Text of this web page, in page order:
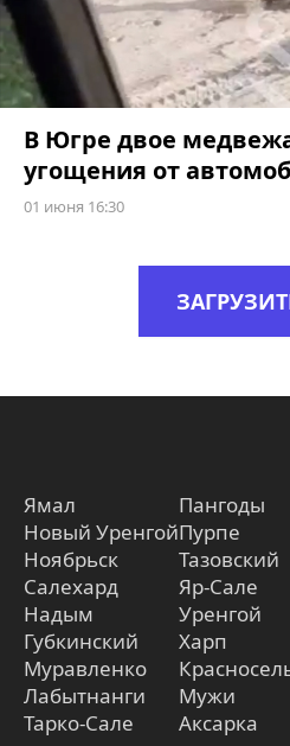
В Югре двое
угощения от
01 июня 16:30
Ямал
Новый Уренгой
Ноябрьск
Салехард
Надым
Губкинский
Муравленко
Лабытнанги
Тарко-Сале
Пангоды
Пурпе
Тазовский
Яр-Сале
Уренгой
Харп
Мужи
Аксарка